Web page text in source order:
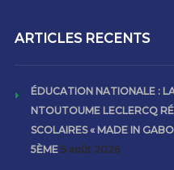
ARTICLES RECENTS
ÉDUCATION NATIONALE :
NTOUTOUME LECLERCQ
SCOLAIRES « MADE IN
5ÈME 5 août 2026